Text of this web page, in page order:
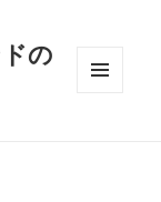
の